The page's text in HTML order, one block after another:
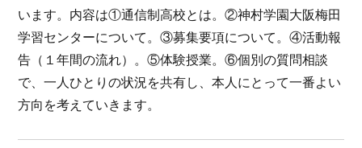
います。内容は①通信制高校とは。②神村学園大阪梅田
学習センターについて。③募集要項について。④活動報
告（１年間の流れ）。⑤体験授業。⑥個別の質問相談
で、一人ひとりの状況を共有し、本人にとって一番よい
方向を考えていきます。